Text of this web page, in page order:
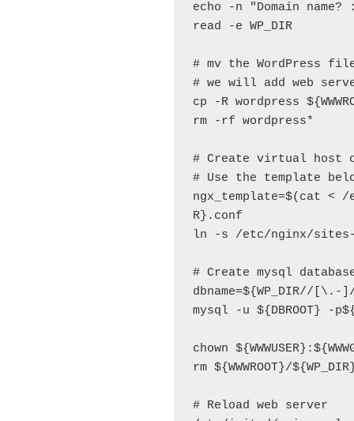
echo -n "Domain
read -e WP_DIR
# mv the
# we will add web
cp -R wordpress
rm -rf wordpress*
# Create virtual
# Use the template
ngx_template=$(cat < /
R}.conf
ln -s /etc/nginx/sites-
# Create mysql
dbname=${WP_DIR//[\.-
mysql -u ${DBROOT} -
chown
rm ${WWWROOT}/
# Reload web server